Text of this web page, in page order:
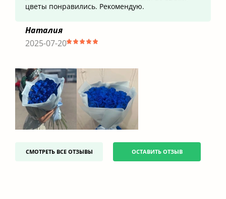
цветы понравились. Рекомендую.
Наталия
2025-07-20
СМОТРЕТЬ ВСЕ ОТЗЫВЫ ОСТАВИТЬ ОТЗЫВ